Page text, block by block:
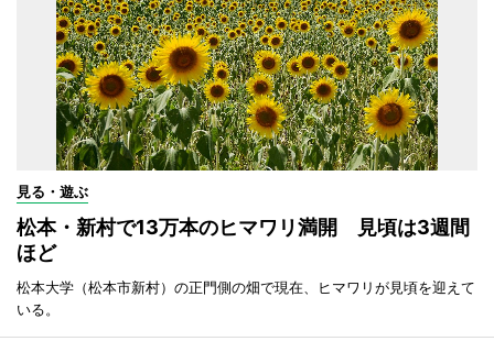
見る・遊ぶ
松本・新村で13万本のヒマワリ満開 見頃は3週間
ほど
松本大学（松本市新村）の正門側の畑で現在、ヒマワリが見頃を迎えて
いる。